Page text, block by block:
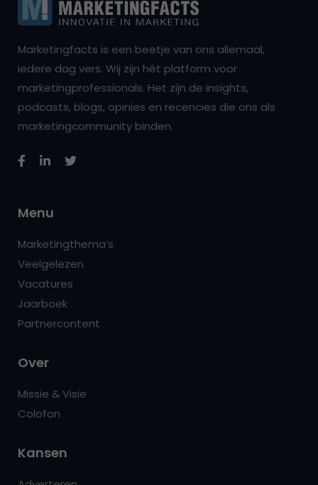
Marketingfacts is een beetje van ons allemaal,
iedere dag vers. Wij zijn hét platform voor
marketingprofessionals. Het zijn de insights,
podcasts, blogs, opinies en recencies die ons als
marketingcommunity binden.
Menu
Marketingthema’s
Veelgelezen
Vacatures
Jaarboek
Partnercontent
Over
Missie & Visie
Colofon
Kansen